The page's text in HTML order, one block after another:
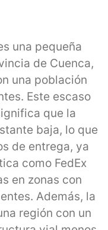
una pequeña
de Cuenca,
una población
Este escaso
que la
baja, lo que
de entrega, ya
como FedEx
en zonas con
Además, la
región con un